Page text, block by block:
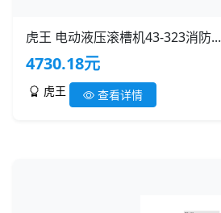
虎王 电动液压滚槽机43-323消防...
4730.18元
虎王 查看详情